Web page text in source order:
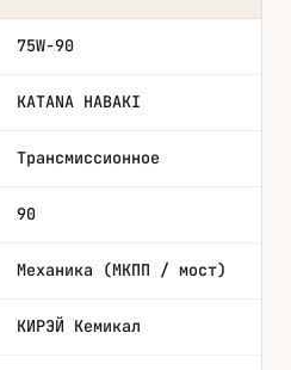
75W-90
KATANA HABAKI
Трансмиссионное
90
Механика (МКПП / мост)
КИРЭЙ Кемикал